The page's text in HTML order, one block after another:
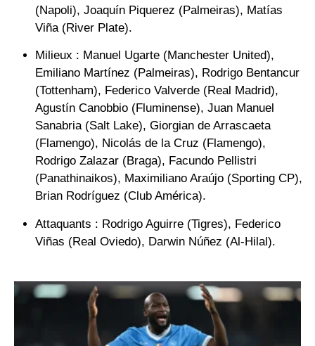
(Napoli), Joaquín Piquerez (Palmeiras), Matías
Viña (River Plate).
Milieux : Manuel Ugarte (Manchester United),
Emiliano Martínez (Palmeiras), Rodrigo Bentancur
(Tottenham), Federico Valverde (Real Madrid),
Agustín Canobbio (Fluminense), Juan Manuel
Sanabria (Salt Lake), Giorgian de Arrascaeta
(Flamengo), Nicolás de la Cruz (Flamengo),
Rodrigo Zalazar (Braga), Facundo Pellistri
(Panathinaikos), Maximiliano Araújo (Sporting CP),
Brian Rodríguez (Club América).
Attaquants : Rodrigo Aguirre (Tigres), Federico
Viñas (Real Oviedo), Darwin Núñez (Al-Hilal).